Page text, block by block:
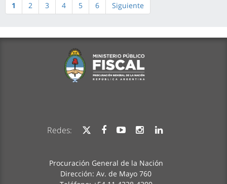
1 2 3 4 5 6 Siguiente
Redes:
Procuración General de la Nación
Dirección: Av. de Mayo 760